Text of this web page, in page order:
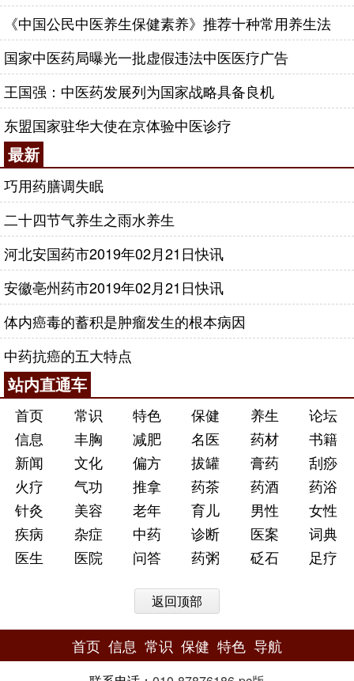
《中国公民中医养生保健素养》推荐十种常用养生法
国家中医药局曝光一批虚假违法中医医疗广告
王国强：中医药发展列为国家战略具备良机
东盟国家驻华大使在京体验中医诊疗
最新
巧用药膳调失眠
二十四节气养生之雨水养生
河北安国药市2019年02月21日快讯
安徽亳州药市2019年02月21日快讯
体内癌毒的蓄积是肿瘤发生的根本病因
中药抗癌的五大特点
站内直通车
首页 常识 特色 保健 养生
论坛
信息
丰胸 减肥 名医 药材
书籍
新闻
文化 偏方 拔罐 膏药
刮痧
火疗
气功 推拿 药茶 药酒
药浴
针灸
美容 老年 育儿 男性
女性
疾病
杂症 中药 诊断 医案
词典
医生
医院 问答 药粥 砭石 足疗
返回顶部
首页 信息 常识 保健 特色 导航